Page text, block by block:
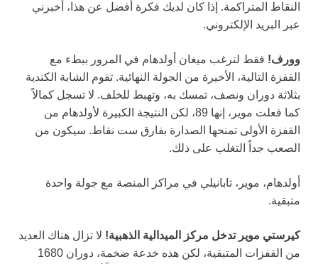
النقاط المتراكمة. إذا كان لديك فكرة أفضل عن هذا، أخبرني
عبر البريد الإلكتروني.
وورف! فقط لترغب ميغان أولدهام في المرور ببطء مع
القفزة التالية، الأخيرة من الجولة النهائية. تقوم الشابة الكندية
بثلاثة دوران ونصف، تمسك به، وتهبط للخلف. لا تسجل كمالاً
كما فعلت موير، إنها 89، لكن النتيجة الكبيرة لأولدهام من
القفزة الأولى تمنحها الصدارة بفارق ست نقاط. سيكون من
الصعب جداً التغلب على ذلك.
أولدهام، موير، تابانيلي في مراكز المنصة مع جولة واحدة
متبقية.
كيرستي موير تدخل مركز الميدالية الذهبية! لا تزال هناك العديد
من القفزات المتبقية، لكن هذه خدعة ضخمة، دوران 1680